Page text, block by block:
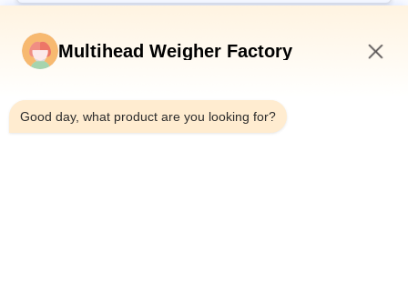
মাল্টিহেড ওয়েদার প্যাকিং মেশিন
বোতল টিনের ক্যানের জন্য অটো ওয়েজিং ফিলিং এবং সিলিং মেশিন 10-500 গ্রাম ক্যানড
Multihead Weigher Factory
Good day, what product are you looking for?